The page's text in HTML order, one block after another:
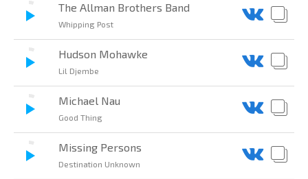
The Allman Brothers Band
Whipping Post
Hudson Mohawke
Lil Djembe
Michael Nau
Good Thing
Missing Persons
Destination Unknown